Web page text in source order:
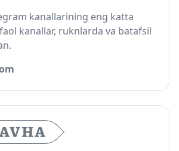
kanallarining eng katta
kanallar, ruknlarda va batafsil